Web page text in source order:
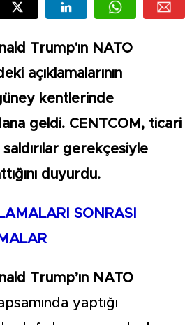
Trump'ın NATO
açıklamalarının
kentlerinde
geldi. CENTCOM, ticari
gerekçesiyle
duyurdu.
SONRASI
Trump’ın NATO
yaptığı